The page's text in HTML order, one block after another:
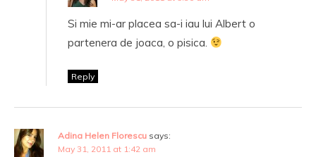
Si mie mi-ar placea sa-i iau lui Albert o
partenera de joaca, o pisica.
Reply
Adina Helen Florescu says:
May 31, 2011 at 1:42 am